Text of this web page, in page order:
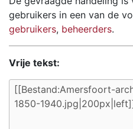
gebruikers in een van de
gebruikers, beheerders.
Vrije tekst: